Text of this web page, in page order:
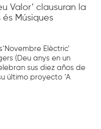
Valor’ clausuran la
és Músiques
Elèctric’
(Deu anys en un
sus diez años de
último proyecto ‘A